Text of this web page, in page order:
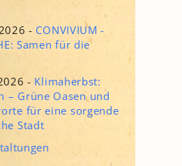
- CONVIVIUM -
Samen für die
- Klimaherbst:
– Grüne Oasen und
für eine sorgende
Stadt